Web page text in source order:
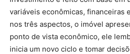
variáveis econômicas, financeiras
nos três aspectos, o imóvel
ponto de vista econômico, ele
inicia um novo ciclo e tomar